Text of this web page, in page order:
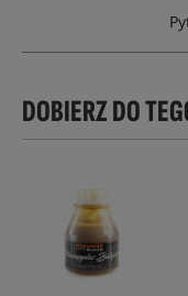
DOBIERZ DO